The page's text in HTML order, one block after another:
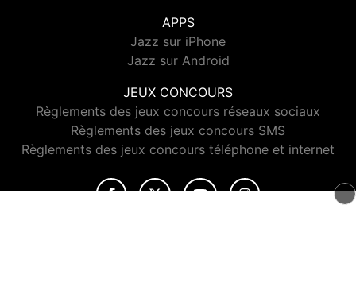
APPS
Jazz sur iPhone
Jazz sur Android
JEUX CONCOURS
Règlements des jeux concours réseaux sociaux
Règlements des jeux concours SMS
Règlements des jeux concours téléphone et internet